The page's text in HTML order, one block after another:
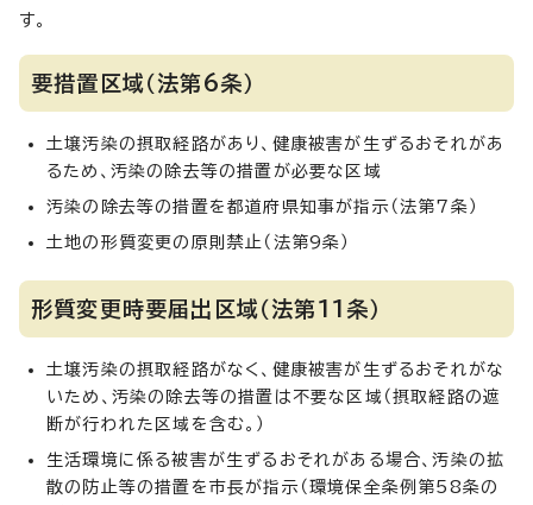
す。
要措置区域（法第6条）
土壌汚染の摂取経路があり、健康被害が生ずるおそれがあ
るため、汚染の除去等の措置が必要な区域
汚染の除去等の措置を都道府県知事が指示（法第7条）
土地の形質変更の原則禁止（法第9条）
形質変更時要届出区域（法第11条）
土壌汚染の摂取経路がなく、健康被害が生ずるおそれがな
いため、汚染の除去等の措置は不要な区域（摂取経路の遮
断が行われた区域を含む。）
生活環境に係る被害が生ずるおそれがある場合、汚染の拡
散の防止等の措置を市長が指示（環境保全条例第58条の